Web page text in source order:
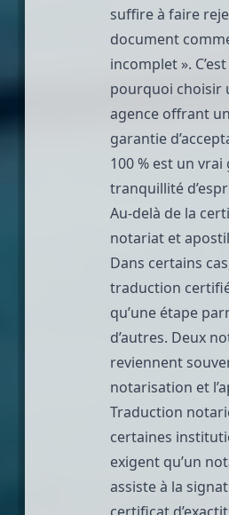
suffire à faire
document
incomplet ». C’est
pourquoi choisir
agence offrant
garantie
100 % est un vrai
tranquillité
Au-delà de la
notariat et
Dans certains
traduction
qu’une étape
d’autres. Deux
reviennent
notarisation et
Traduction
certaines
exigent qu’un
assiste à la